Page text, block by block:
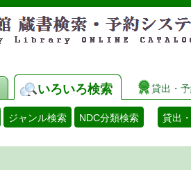
いろいろ検索 貸出・
ジャンル検索 NDC分類検索 貸出